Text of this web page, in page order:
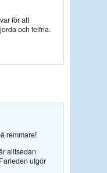
för att
och felfria.
remmare!
alltsedan
utgör